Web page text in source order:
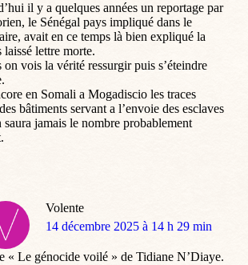
il y a quelques années un reportage par
le Sénégal pays impliqué dans le
avait en ce temps là bien expliqué la
lettre morte.
on vois la vérité ressurgir puis s’éteindre
en Somali a Mogadiscio les traces
bâtiments servant a l’envoie des esclaves
jamais le nombre probablement
Volente
dit
14 décembre 2025 à 14 h 29 min
« Le génocide voilé » de Tidiane N’Diaye.